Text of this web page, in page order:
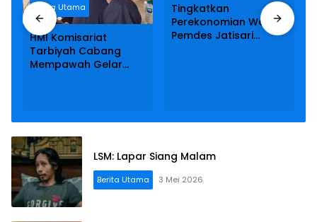
Berita Utama
HMI Komisariat
Tarbiyah Cabang
Mempawah Gelar
Tingkatkan
Perekonomian Warga,
Pemdes Jatisari
LSM: Lapar Siang Malam
Berita Utama 3 Mei 2026